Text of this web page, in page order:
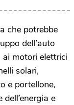
che potrebbe
dell’auto
ai motori elettrici
solari,
e portellone,
e